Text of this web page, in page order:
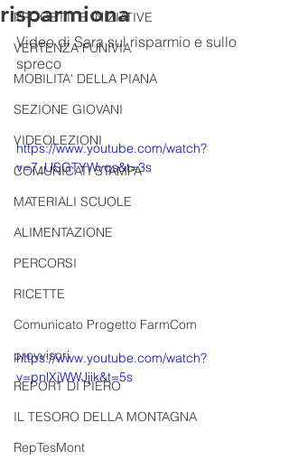
PROGETTI E INIZIATIVE
VERTENZA FUNIVIA
MOBILITA' DELLA PIANA
SEZIONE GIOVANI
VIDEOLEZIONI
COMUNICATI STAMPA
MATERIALI SCUOLE
ALIMENTAZIONE
PERCORSI
RICETTE
Comunicato Progetto FarmCom
provvisori
REPORT DI PIERO
IL TESORO DELLA MONTAGNA
RepTesMont
risparmiona
Video di Sara sul risparmio e sullo
spreco
https://www.youtube.com/watch?
v=7_USGTYWvqs&t=3s
https://www.youtube.com/watch?
v=pnlXjWWJjik&t=5s